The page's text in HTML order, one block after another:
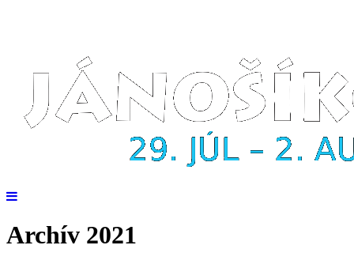
Archív 2021